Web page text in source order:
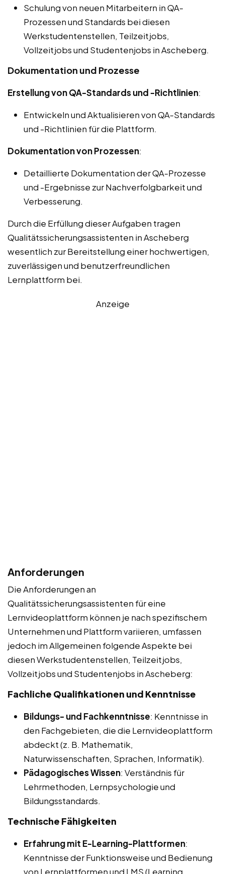
Schulung von neuen Mitarbeitern in QA-
Prozessen und Standards bei diesen
Werkstudentenstellen, Teilzeitjobs,
Vollzeitjobs und Studentenjobs in Ascheberg.
Dokumentation und Prozesse
Erstellung von QA-Standards und -Richtlinien:
Entwickeln und Aktualisieren von QA-Standards
und -Richtlinien für die Plattform.
Dokumentation von Prozessen:
Detaillierte Dokumentation der QA-Prozesse
und -Ergebnisse zur Nachverfolgbarkeit und
Verbesserung.
Durch die Erfüllung dieser Aufgaben tragen
Qualitätssicherungsassistenten in Ascheberg
wesentlich zur Bereitstellung einer hochwertigen,
zuverlässigen und benutzerfreundlichen
Lernplattform bei.
Anzeige
Anforderungen
Die Anforderungen an
Qualitätssicherungsassistenten für eine
Lernvideoplattform können je nach spezifischem
Unternehmen und Plattform variieren, umfassen
jedoch im Allgemeinen folgende Aspekte bei
diesen Werkstudentenstellen, Teilzeitjobs,
Vollzeitjobs und Studentenjobs in Ascheberg:
Fachliche Qualifikationen und Kenntnisse
Bildungs- und Fachkenntnisse: Kenntnisse in
den Fachgebieten, die die Lernvideoplattform
abdeckt (z. B. Mathematik,
Naturwissenschaften, Sprachen, Informatik).
Pädagogisches Wissen: Verständnis für
Lehrmethoden, Lernpsychologie und
Bildungsstandards.
Technische Fähigkeiten
Erfahrung mit E-Learning-Plattformen:
Kenntnisse der Funktionsweise und Bedienung
von Lernplattformen und LMS (Learning